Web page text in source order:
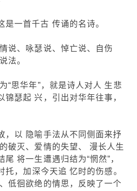
是一首千古 传诵的名诗。
说、咏瑟说、悼亡说、自伤
法。
“思华年”，就是诗人对人 生悲
锦瑟起 兴，引出对华年往事，
，以 隐喻手法从不同侧面来抒
破灭、爱情的失望、 漫长人生
将一生遭遇归结为“惘然”，
托，加深今天追 忆时的伤感。
低徊欲绝的情思，反映了一个